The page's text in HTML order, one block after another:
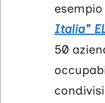
Italia"
50